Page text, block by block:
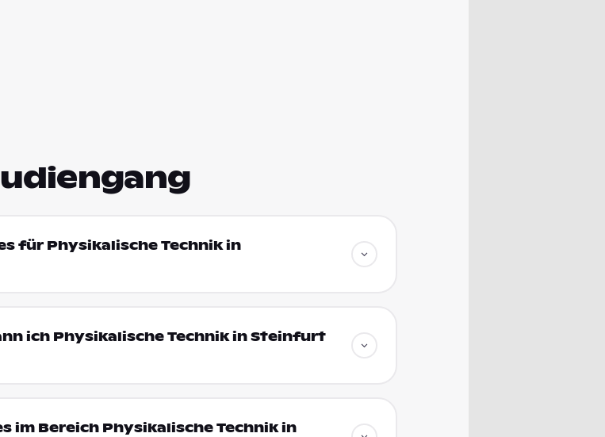
für Physikalische Technik in
ich Physikalische Technik in Steinfurt
im Bereich Physikalische Technik in